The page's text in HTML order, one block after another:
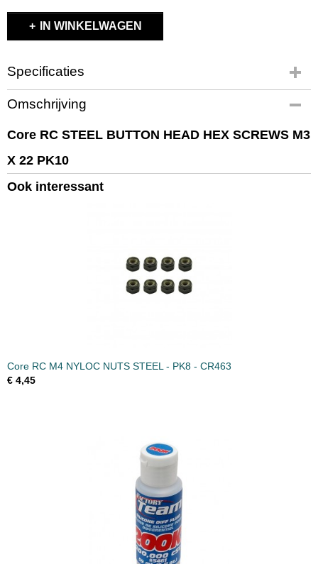
IN WINKELWAGEN
Specificaties
Productcode
CR369
EAN code
Productcode leverancier
CR369
Bruto gewicht
Omschrijving
Core RC STEEL BUTTON HEAD HEX SCREWS M3
X 22 PK10
Ook interessant
Core RC M4 NYLOC NUTS STEEL - PK8 - CR463
€ 4,45